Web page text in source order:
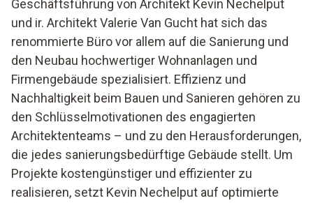
Geschäftsführung von Architekt Kevin Nechelput
und ir. Architekt Valerie Van Gucht hat sich das
renommierte Büro vor allem auf die Sanierung und
den Neubau hochwertiger Wohnanlagen und
Firmengebäude spezialisiert. Effizienz und
Nachhaltigkeit beim Bauen und Sanieren gehören zu
den Schlüsselmotivationen des engagierten
Architektenteams – und zu den Herausforderungen,
die jedes sanierungsbedürftige Gebäude stellt. Um
Projekte kostengünstiger und effizienter zu
realisieren, setzt Kevin Nechelput auf optimierte